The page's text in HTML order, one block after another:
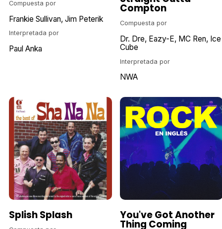
Compuesta por
Frankie Sullivan Jim Peterik
Interpretada por
Paul Anka
Compton
Compuesta por
Dr. Dre Eazy-E MC Ren Ice
Cube
Interpretada por
NWA
Splish Splash You've Got Another
Thing Coming